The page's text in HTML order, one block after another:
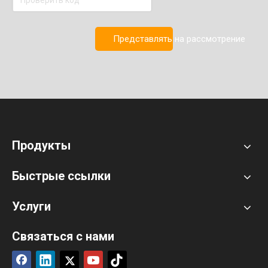
Представлять на рассмотрение
Продукты
Быстрые ссылки
Услуги
Связаться с нами